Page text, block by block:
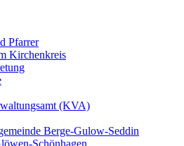
Pfarrer
Kirchenkreis
(KVA)
Berge-Gulow-Seddin
Schönhagen